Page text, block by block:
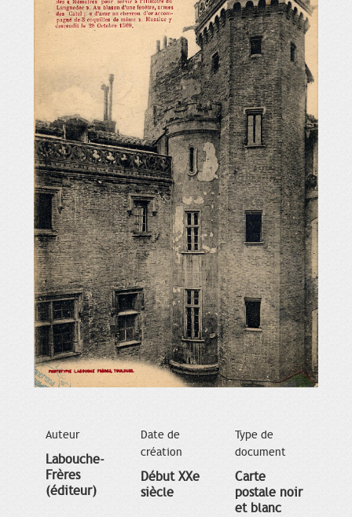
Auteur
Labouche-
Frères
(éditeur)
Date de
création
Début XXe
siècle
Type de
document
Carte
postale noir
et blanc